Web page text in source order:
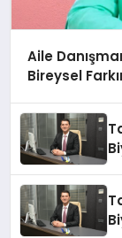
Aile
Bireysel